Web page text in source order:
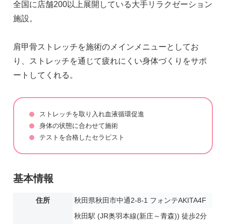
全国に店舗200以上展開している大手リラクゼーション
施設。
肩甲骨ストレッチを施術のメインメニューとしてお
り、ストレッチを通じて疲れにくい身体づくりをサポ
ートしてくれる。
ストレッチを取り入れ血液循環促進
身体の状態に合わせて施術
テストを合格したセラピスト
基本情報
住所 秋田県秋田市中通2-8-1 フォンテAKITA4F
秋田駅 (JR奥羽本線(新庄～青森)) 徒歩2分